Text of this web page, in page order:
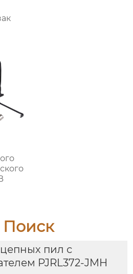
Поиск
пил с
PJRL372-JMH